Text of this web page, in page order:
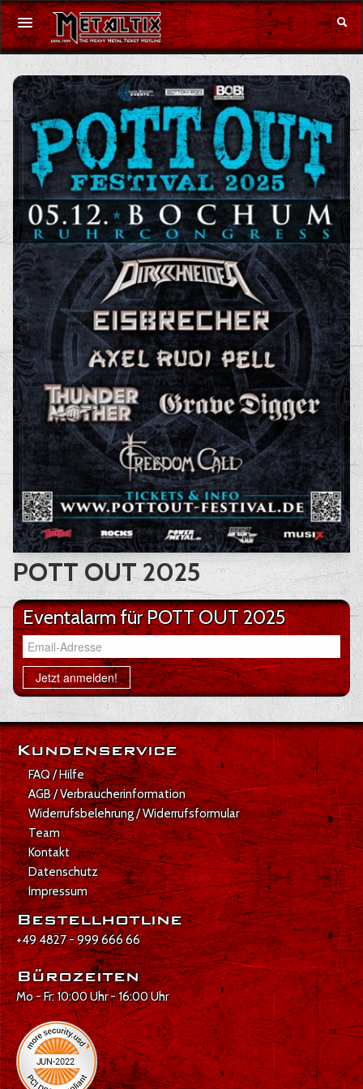
Konzerte
Festivals
Gutschein
Merchandise
DE|EN
Anmelden
POTT OUT 2025
Eventalarm für POTT OUT 2025
Email-Adresse
Jetzt anmelden!
Kundenservice
FAQ / Hilfe
AGB / Verbraucherinformation
Widerrufsbelehrung / Widerrufsformular
Team
Kontakt
Datenschutz
Impressum
Bestellhotline
+49 4827 - 999 666 66
Bürozeiten
Mo - Fr: 10:00 Uhr - 16:00 Uhr